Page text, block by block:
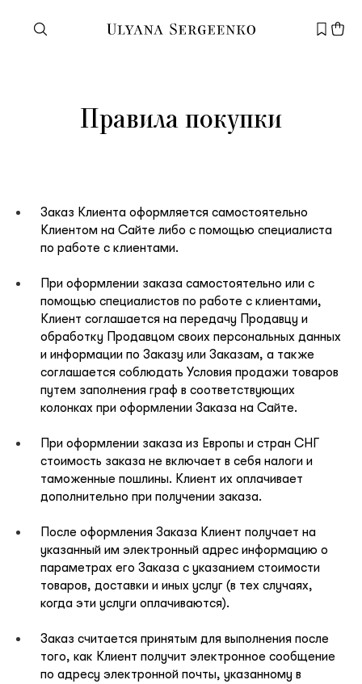
Служба поддержки
+7 495 105 70 25
support@ulyanasergeenko.com
Новый
клиент
Электронная почта
Пароль
Повтор пароля
Дата рождения
Нажимая на кнопку "Регистрация", вы соглашаетесь с
условиямиполитики конфиденциальности
Правила покупки
Заказ Клиента оформляется самостоятельно
Клиентом на Сайте либо с помощью специалиста
по работе с клиентами.
При оформлении заказа самостоятельно или с
помощью специалистов по работе с клиентами,
Клиент соглашается на передачу Продавцу и
обработку Продавцом своих персональных данных
и информации по Заказу или Заказам, а также
соглашается соблюдать Условия продажи товаров
путем заполнения граф в соответствующих
колонках при оформлении Заказа на Сайте.
При оформлении заказа из Европы и стран СНГ
стоимость заказа не включает в себя налоги и
таможенные пошлины. Клиент их оплачивает
дополнительно при получении заказа.
После оформления Заказа Клиент получает на
указанный им электронный адрес информацию о
параметрах его Заказа с указанием стоимости
товаров, доставки и иных услуг (в тех случаях,
когда эти услуги оплачиваются).
Заказ считается принятым для выполнения после
того, как Клиент получит электронное сообщение
по адресу электронной почты, указанному в